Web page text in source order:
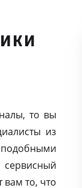
то вы
из
подобными
то, что